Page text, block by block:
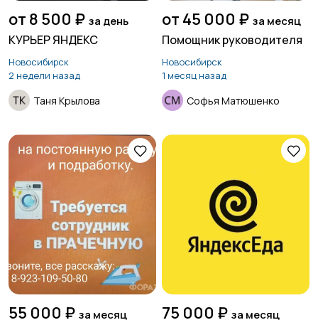
от 8 500 ₽ за день
КУРЬЕР ЯНДЕКС
Новосибирск
2 недели назад
Таня Крылова
от 45 000 ₽ за месяц
Помощник руководителя
Новосибирск
1 месяц назад
Софья Матюшенко
55 000 ₽ за месяц 75 000 ₽ за месяц